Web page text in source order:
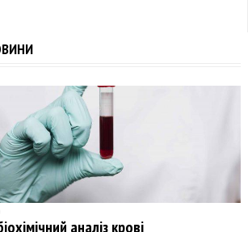
аналіз крові